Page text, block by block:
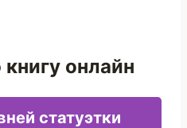
онлайн
статуэтки